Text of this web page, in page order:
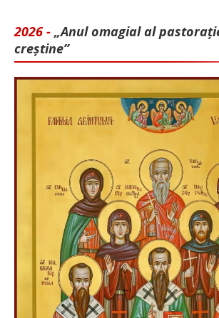
2026 - „Anul omagial al
creștine”